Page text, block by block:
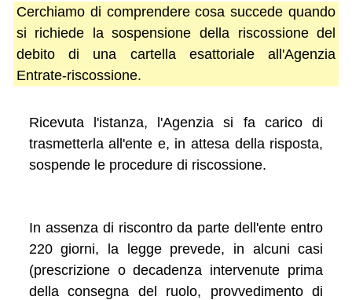
Cerchiamo di comprendere cosa succede quando
si richiede la sospensione della riscossione del
debito di una cartella esattoriale all'Agenzia
Entrate-riscossione.
Ricevuta l'istanza, l'Agenzia si fa carico di
trasmetterla all'ente e, in attesa della risposta,
sospende le procedure di riscossione.
In assenza di riscontro da parte dell'ente entro
220 giorni, la legge prevede, in alcuni casi
(prescrizione o decadenza intervenute prima
della consegna del ruolo, provvedimento di